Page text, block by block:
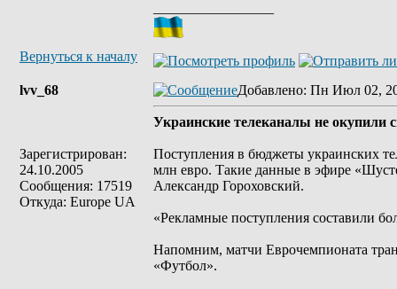
Вернуться к началу
lvv_68
Зарегистрирован:
24.10.2005
Сообщения: 17519
Откуда: Europe UA
Добавлено: Пн Июл 02,
Украинские телеканалы не окупили
Поступления в бюджеты украинских
млн евро. Такие данные в эфире
Александр Гороховский.
«Рекламные поступления составили
Напомним, матчи Еврочемпионата
«Футбол».